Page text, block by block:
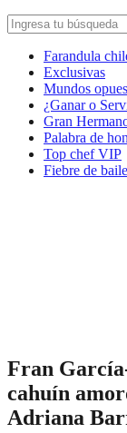
Farandula
Exclusivas
Mundos
¿Ganar o
Gran
Palabra de
Top chef VIP
Fiebre de baile
Fran
cahuín
Adriana